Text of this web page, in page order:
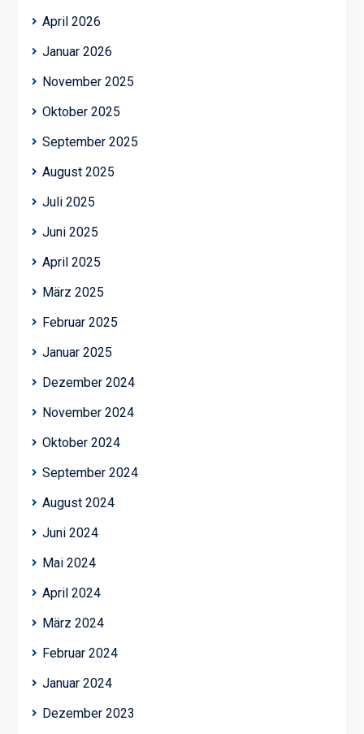
April 2026
Januar 2026
November 2025
Oktober 2025
September 2025
August 2025
Juli 2025
Juni 2025
April 2025
März 2025
Februar 2025
Januar 2025
Dezember 2024
November 2024
Oktober 2024
September 2024
August 2024
Juni 2024
Mai 2024
April 2024
März 2024
Februar 2024
Januar 2024
Dezember 2023